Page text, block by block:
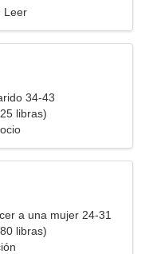
Leer
34-43
libras)
a una mujer 24-31
libras)